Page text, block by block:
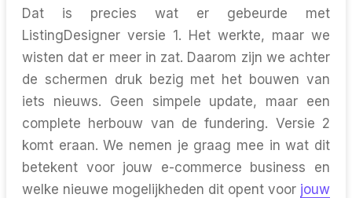
Dat is precies wat er gebeurde met
ListingDesigner versie 1. Het werkte, maar we
wisten dat er meer in zat. Daarom zijn we achter
de schermen druk bezig met het bouwen van
iets nieuws. Geen simpele update, maar een
complete herbouw van de fundering. Versie 2
komt eraan. We nemen je graag mee in wat dit
betekent voor jouw e-commerce business en
welke nieuwe mogelijkheden dit opent voor jouw